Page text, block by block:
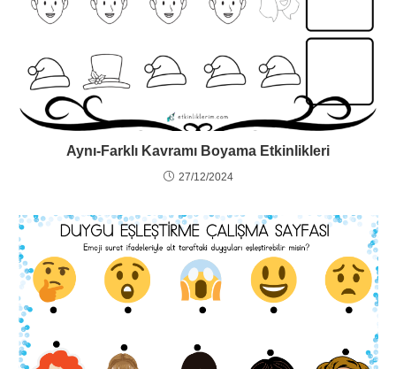
Aynı-Farklı Kavramı Boyama Etkinlikleri
27/12/2024